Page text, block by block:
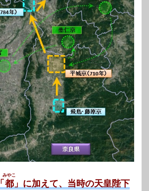
「都
みやこ
」に加えて、当時の天皇陛下